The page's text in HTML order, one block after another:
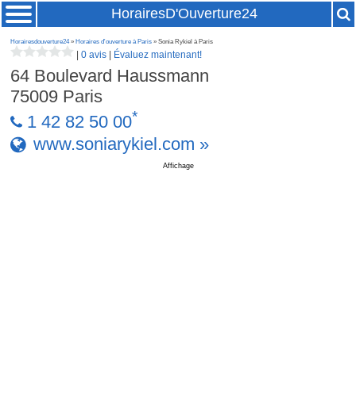
HorairesD'Ouverture24
Horairesdouverture24» Horaires d'ouverture à Paris » Sonia Rykiel à Paris
|0 avis Évaluez maintenant!
64 Boulevard Haussmann
75009 Paris
1 42 82 50 00*
www.soniarykiel.com »
Affichage